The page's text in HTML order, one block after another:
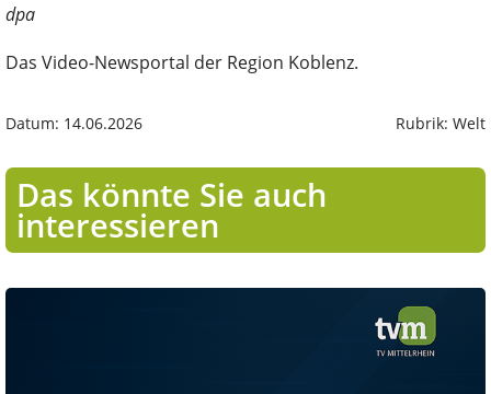
dpa
Das Video-Newsportal der Region Koblenz.
Datum: 14.06.2026 Rubrik: Welt
Das könnte Sie auch
interessieren